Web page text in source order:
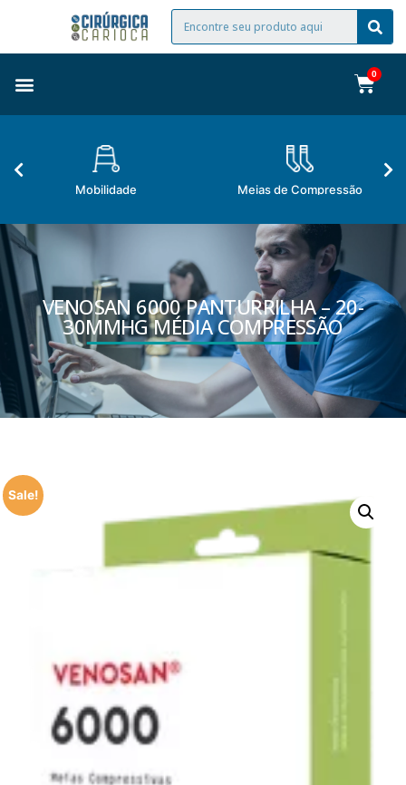
Mobilidade Meias de Compressão
VENOSAN 6000 PANTURRILHA – 20-
30MMHG MÉDIA COMPRESSÃO
Sale!